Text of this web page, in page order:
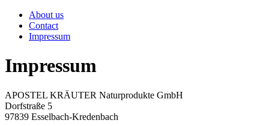
About us
Contact
Impressum
Impressum
APOSTEL KRÄUTER Naturprodukte GmbH
Dorfstraße 5
97839 Esselbach-Kredenbach